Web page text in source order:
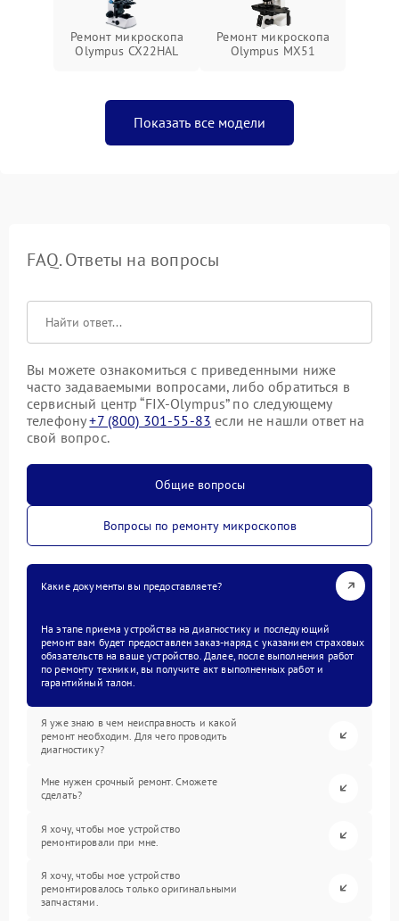
Ремонт микроскопа
Olympus CX22HAL
Ремонт микроскопа
Olympus MX51
Показать все модели
FAQ. Ответы на вопросы
Вы можете ознакомиться с приведенными ниже
часто задаваемыми вопросами, либо обратиться в
сервисный центр “FIX-Olympus” по следующему
телефону+7 (800) 301-55-83 если не нашли ответ на
свой вопрос.
Общие вопросы
Вопросы по ремонту микроскопов
Какие документы вы предоставляете?
На этапе приема устройства на диагностику и последующий
ремонт вам будет предоставлен заказ-наряд с указанием страховых
обязательств на ваше устройство. Далее, после выполнения работ
по ремонту техники, вы получите акт выполненных работ и
гарантийный талон.
Я уже знаю в чем неисправность и какой
ремонт необходим. Для чего проводить
диагностику?
Мне нужен срочный ремонт. Сможете
сделать?
Я хочу, чтобы мое устройство
ремонтировали при мне.
Я хочу, чтобы мое устройство
ремонтировалось только оригинальными
запчастями.